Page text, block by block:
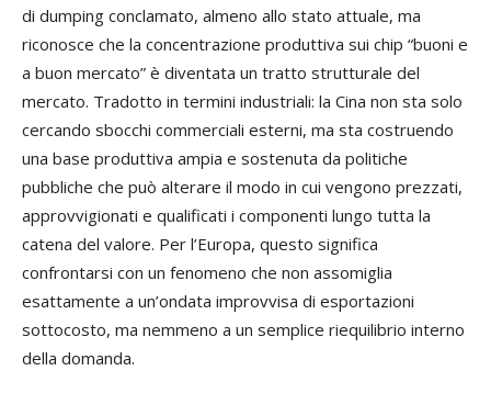
di dumping conclamato, almeno allo stato attuale, ma
riconosce che la concentrazione produttiva sui chip “buoni e
a buon mercato” è diventata un tratto strutturale del
mercato. Tradotto in termini industriali: la Cina non sta solo
cercando sbocchi commerciali esterni, ma sta costruendo
una base produttiva ampia e sostenuta da politiche
pubbliche che può alterare il modo in cui vengono prezzati,
approvvigionati e qualificati i componenti lungo tutta la
catena del valore. Per l’Europa, questo significa
confrontarsi con un fenomeno che non assomiglia
esattamente a un’ondata improvvisa di esportazioni
sottocosto, ma nemmeno a un semplice riequilibrio interno
della domanda.